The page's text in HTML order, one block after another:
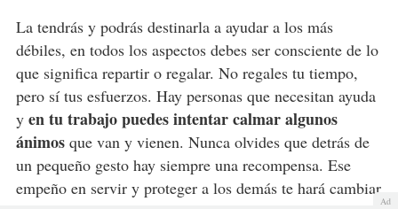
La tendrás y podrás destinarla a ayudar a los más
débiles, en todos los aspectos debes ser consciente de lo
que significa repartir o regalar. No regales tu tiempo,
pero sí tus esfuerzos. Hay personas que necesitan ayuda
yen tu trabajo puedes intentar calmar algunos
ánimosque van y vienen. Nunca olvides que detrás de
un pequeño gesto hay siempre una recompensa. Ese
empeño en servir y proteger a los demás te hará cambiar
Ad